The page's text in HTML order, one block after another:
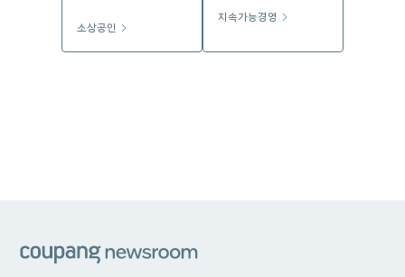
소상공인
지속가능경영